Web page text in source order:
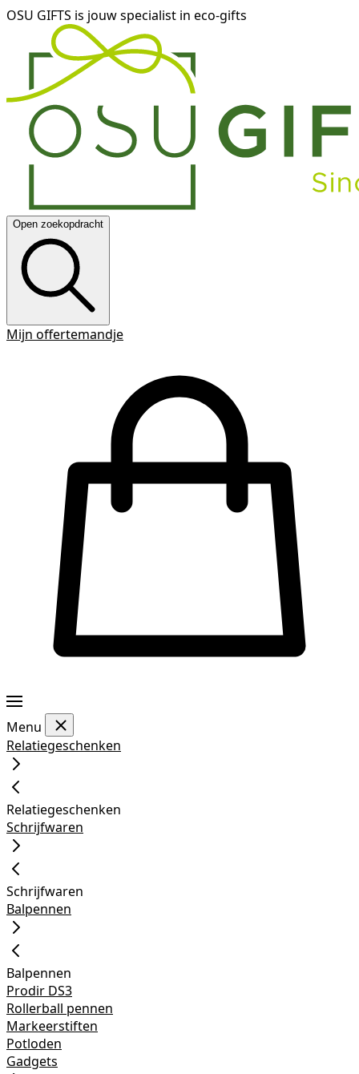
OSU GIFTS is jouw specialist in eco-gifts
Open zoekopdracht
Mijn offertemandje
Menu
Relatiegeschenken
Relatiegeschenken
Schrijfwaren
Schrijfwaren
Balpennen
Balpennen
Prodir DS3
Rollerball pennen
Markeerstiften
Potloden
Gadgets